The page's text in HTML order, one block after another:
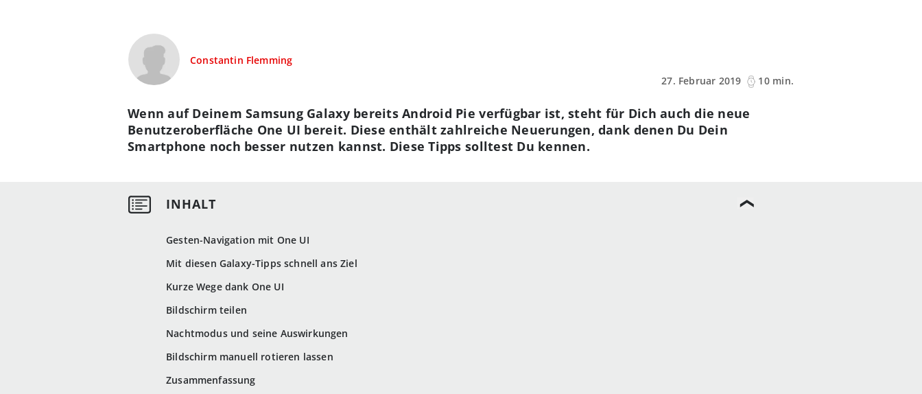
Constantin Flemming
27. Februar 2019
10 min.
Gesten-Navigation mit One UI
Mit diesen Galaxy-Tipps schnell ans Ziel
Kurze Wege dank One UI
Bildschirm teilen
Nachtmodus und seine Auswirkungen
Bildschirm manuell rotieren lassen
Zusammenfassung
Wenn auf Deinem Samsung Galaxy bereits Android Pie verfügbar ist, steht für Dich auch die neue
Benutzeroberfläche One UI bereit. Diese enthält zahlreiche Neuerungen, dank denen Du Dein
Smartphone noch besser nutzen kannst. Diese Tipps solltest Du kennen.